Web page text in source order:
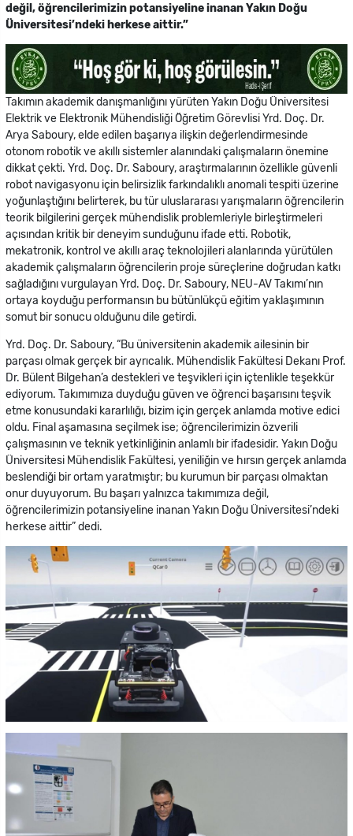
değil, öğrencilerimizin potansiyeline inanan Yakın Doğu
Üniversitesi’ndeki herkese aittir.”
Takımın akademik danışmanlığını yürüten Yakın Doğu Üniversitesi
Elektrik ve Elektronik Mühendisliği Öğretim Görevlisi Yrd. Doç. Dr.
Arya Saboury, elde edilen başarıya ilişkin değerlendirmesinde
otonom robotik ve akıllı sistemler alanındaki çalışmaların önemine
dikkat çekti. Yrd. Doç. Dr. Saboury, araştırmalarının özellikle güvenli
robot navigasyonu için belirsizlik farkındalıklı anomali tespiti üzerine
yoğunlaştığını belirterek, bu tür uluslararası yarışmaların öğrencilerin
teorik bilgilerini gerçek mühendislik problemleriyle birleştirmeleri
açısından kritik bir deneyim sunduğunu ifade etti. Robotik,
mekatronik, kontrol ve akıllı araç teknolojileri alanlarında yürütülen
akademik çalışmaların öğrencilerin proje süreçlerine doğrudan katkı
sağladığını vurgulayan Yrd. Doç. Dr. Saboury, NEU-AV Takımı’nın
ortaya koyduğu performansın bu bütünlükçü eğitim yaklaşımının
somut bir sonucu olduğunu dile getirdi.
Yrd. Doç. Dr. Saboury, “Bu üniversitenin akademik ailesinin bir
parçası olmak gerçek bir ayrıcalık. Mühendislik Fakültesi Dekanı Prof.
Dr. Bülent Bilgehan’a destekleri ve teşvikleri için içtenlikle teşekkür
ediyorum. Takımımıza duyduğu güven ve öğrenci başarısını teşvik
etme konusundaki kararlılığı, bizim için gerçek anlamda motive edici
oldu. Final aşamasına seçilmek ise; öğrencilerimizin özverili
çalışmasının ve teknik yetkinliğinin anlamlı bir ifadesidir. Yakın Doğu
Üniversitesi Mühendislik Fakültesi, yeniliğin ve hırsın gerçek anlamda
beslendiği bir ortam yaratmıştır; bu kurumun bir parçası olmaktan
onur duyuyorum. Bu başarı yalnızca takımımıza değil,
öğrencilerimizin potansiyeline inanan Yakın Doğu Üniversitesi’ndeki
herkese aittir” dedi.